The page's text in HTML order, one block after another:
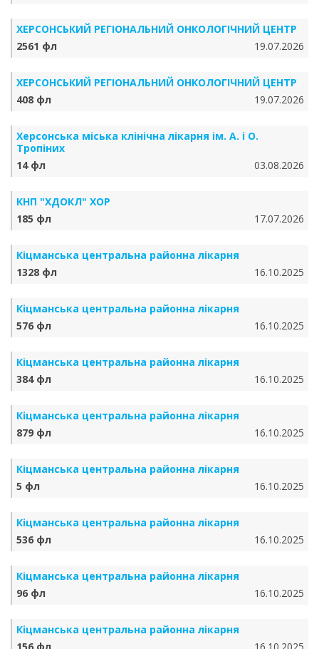
ХЕРСОНСЬКИЙ РЕГІОНАЛЬНИЙ ОНКОЛОГІЧНИЙ ЦЕНТР
2561 фл
19.07.2026
ХЕРСОНСЬКИЙ РЕГІОНАЛЬНИЙ ОНКОЛОГІЧНИЙ ЦЕНТР
408 фл
19.07.2026
Херсонська міська клінічна лікарня ім. А. і О.
Тропіних
14 фл
03.08.2026
КНП "ХДОКЛ" ХОР
185 фл
17.07.2026
Кіцманська центральна районна лікарня
1328 фл
16.10.2025
Кіцманська центральна районна лікарня
576 фл
16.10.2025
Кіцманська центральна районна лікарня
384 фл
16.10.2025
Кіцманська центральна районна лікарня
879 фл
16.10.2025
Кіцманська центральна районна лікарня
5 фл
16.10.2025
Кіцманська центральна районна лікарня
536 фл
16.10.2025
Кіцманська центральна районна лікарня
96 фл
16.10.2025
Кіцманська центральна районна лікарня